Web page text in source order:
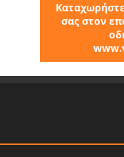
σας στον